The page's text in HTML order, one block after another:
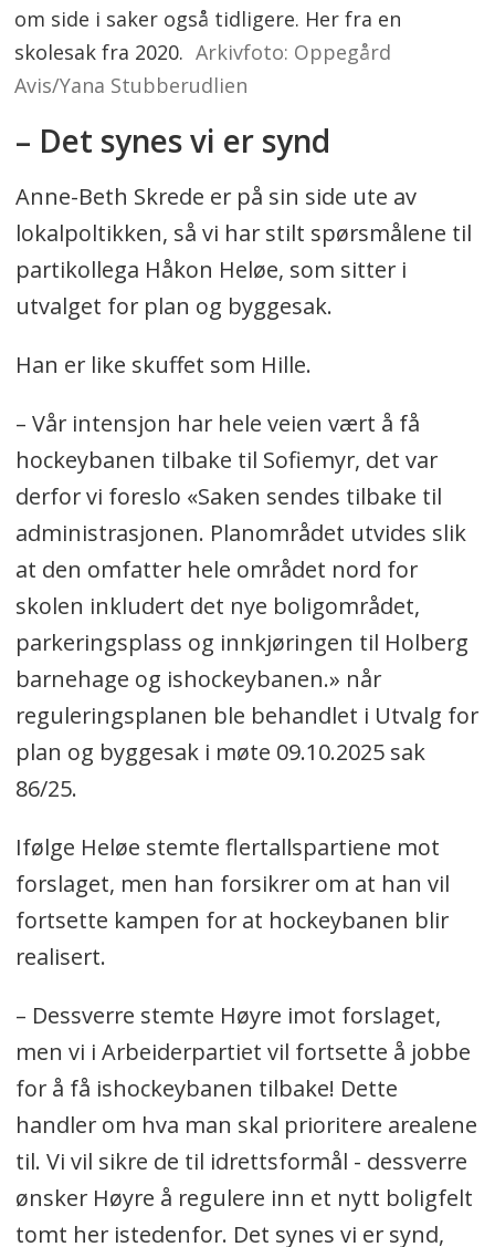
om side i saker også tidligere. Her fra en
skolesak fra 2020. Arkivfoto: Oppegård
Avis/Yana Stubberudlien
– Det synes vi er synd
Anne-Beth Skrede er på sin side ute av
lokalpoltikken, så vi har stilt spørsmålene til
partikollega Håkon Heløe, som sitter i
utvalget for plan og byggesak.
Han er like skuffet som Hille.
– Vår intensjon har hele veien vært å få
hockeybanen tilbake til Sofiemyr, det var
derfor vi foreslo «Saken sendes tilbake til
administrasjonen. Planområdet utvides slik
at den omfatter hele området nord for
skolen inkludert det nye boligområdet,
parkeringsplass og innkjøringen til Holberg
barnehage og ishockeybanen.» når
reguleringsplanen ble behandlet i Utvalg for
plan og byggesak i møte 09.10.2025 sak
86/25.
Ifølge Heløe stemte flertallspartiene mot
forslaget, men han forsikrer om at han vil
fortsette kampen for at hockeybanen blir
realisert.
– Dessverre stemte Høyre imot forslaget,
men vi i Arbeiderpartiet vil fortsette å jobbe
for å få ishockeybanen tilbake! Dette
handler om hva man skal prioritere arealene
til. Vi vil sikre de til idrettsformål - dessverre
ønsker Høyre å regulere inn et nytt boligfelt
tomt her istedenfor. Det synes vi er synd,